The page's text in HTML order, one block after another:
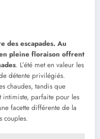
des escapades. Au
pleine floraison offrent
. L’été met en valeur les
détente privilégiés.
chaudes, tandis que
intimiste, parfaite pour les
facette différente de la
couples.